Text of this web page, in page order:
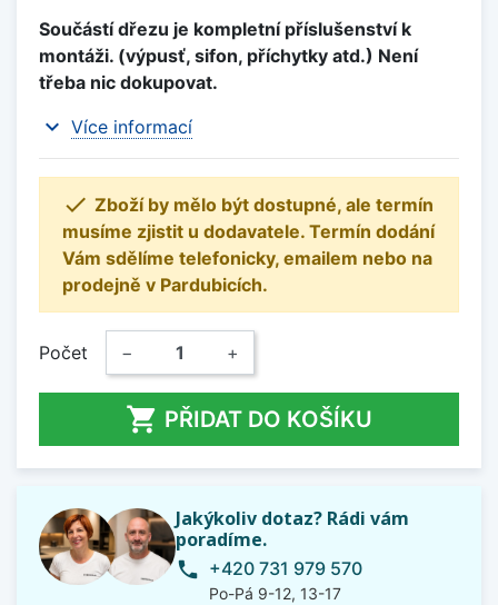
Součástí dřezu je kompletní příslušenství k
montáži. (výpusť, sifon, příchytky atd.) Není
třeba nic dokupovat.
expand_more Více informací
 Zboží by mělo být dostupné, ale termín
musíme zjistit u dodavatele. Termín dodání
Vám sdělíme telefonicky, emailem nebo na
prodejně v Pardubicích.
Počet − +
 PŘIDAT DO KOŠÍKU
Jakýkoliv dotaz? Rádi vám
poradíme.
phone +420 731 979 570
Po-Pá 9-12, 13-17